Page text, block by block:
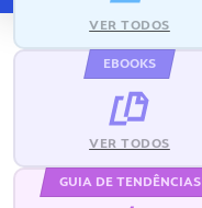
VER TODOS
EBOOKS
VER TODOS
GUIA DE TENDÊNCIAS